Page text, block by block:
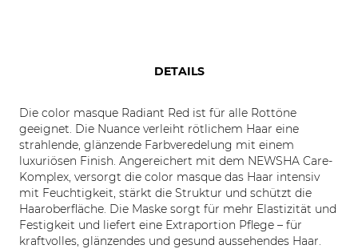
DETAILS
Die color masque Radiant Red ist für alle Rottöne
geeignet. Die Nuance verleiht rötlichem Haar eine
strahlende, glänzende Farbveredelung mit einem
luxuriösen Finish. Angereichert mit dem NEWSHA Care-
Komplex, versorgt die color masque das Haar intensiv
mit Feuchtigkeit, stärkt die Struktur und schützt die
Haaroberfläche. Die Maske sorgt für mehr Elastizität und
Festigkeit und liefert eine Extraportion Pflege – für
kraftvolles, glänzendes und gesund aussehendes Haar.